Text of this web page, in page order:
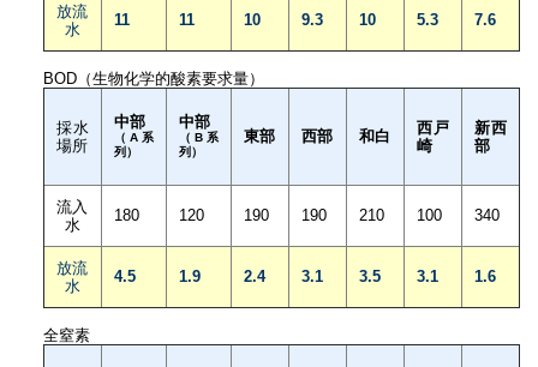
放流
水
11 11 10 9.3 10 5.3 7.6
BOD（生物化学的酸素要求量）
採水
場所
中部
（A系
列）
中部
（B系
列）
東部 西部 和白
西戸
崎
新西
部
流入
水
180 120 190 190 210 100 340
放流
水
4.5 1.9 2.4 3.1 3.5 3.1 1.6
全窒素